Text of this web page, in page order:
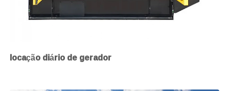
locação diário de gerador